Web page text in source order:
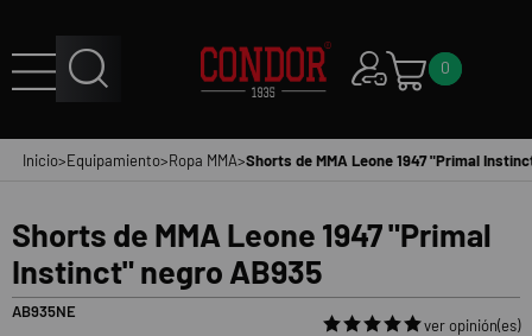
0
Inicio>Equipamiento>Ropa MMA>Shorts de MMA Leone 1947 "Primal
Shorts de MMA Leone 1947 "Primal
Instinct" negro AB935
AB935NE
ver opinión(es)